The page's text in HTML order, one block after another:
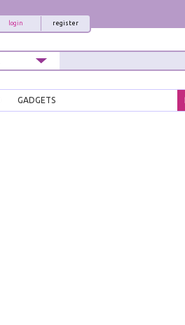
register
login
GADGETS